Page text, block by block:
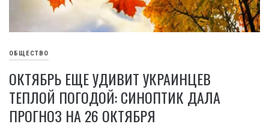
ОБЩЕСТВО
ОКТЯБРЬ ЕЩЕ УДИВИТ УКРАИНЦЕВ
ТЕПЛОЙ ПОГОДОЙ: СИНОПТИК ДАЛА
ПРОГНОЗ НА 26 ОКТЯБРЯ